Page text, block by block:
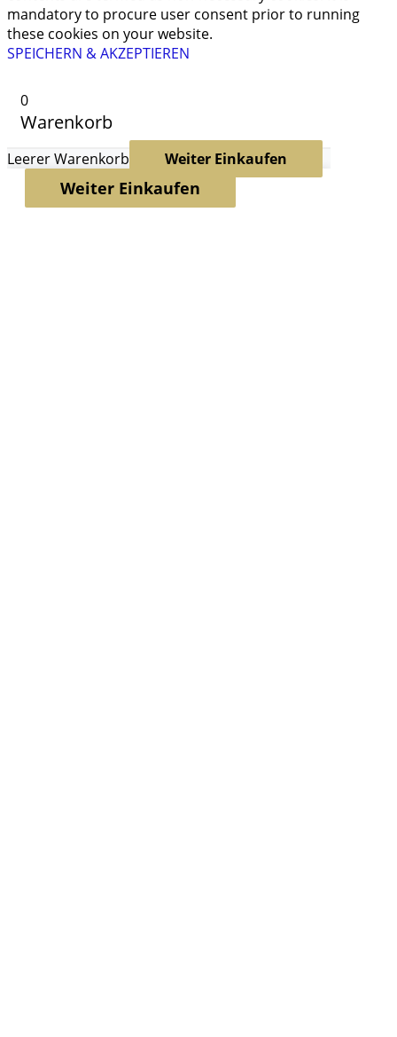
mandatory to procure user consent prior to running
these cookies on your website.
SPEICHERN & AKZEPTIEREN
0
Warenkorb
Leerer Warenkorb Weiter Einkaufen
Weiter Einkaufen